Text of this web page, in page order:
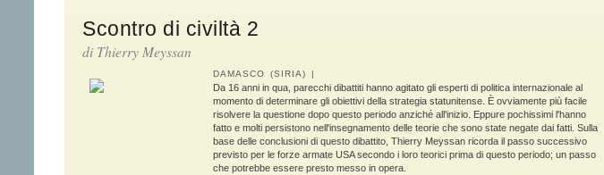
Scontro di civiltà 2
di Thierry Meyssan
DAMASCO (SIRIA) |
Da 16 anni in qua, parecchi dibattiti hanno agitato gli esperti di politica internazionale al
momento di determinare gli obiettivi della strategia statunitense. È ovviamente più facile
risolvere la questione dopo questo periodo anziché all'inizio. Eppure pochissimi l'hanno
fatto e molti persistono nell'insegnamento delle teorie che sono state negate dai fatti. Sulla
base delle conclusioni di questo dibattito, Thierry Meyssan ricorda il passo successivo
previsto per le forze armate USA secondo i loro teorici prima di questo periodo; un passo
che potrebbe essere presto messo in opera.